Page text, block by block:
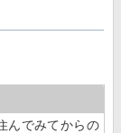
んでみてからの